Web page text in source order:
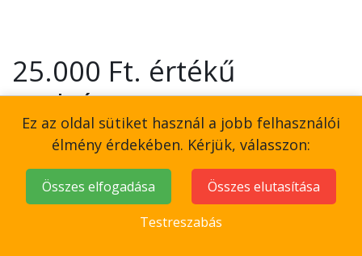
25.000 Ft. értékű
utalvány
55,000Ft
Add to Cart
Ez az oldal sütiket használ a jobb felhasználói
élmény érdekében. Kérjük, válasszon:
Összes elfogadása
Összes elutasítása
Testreszabás